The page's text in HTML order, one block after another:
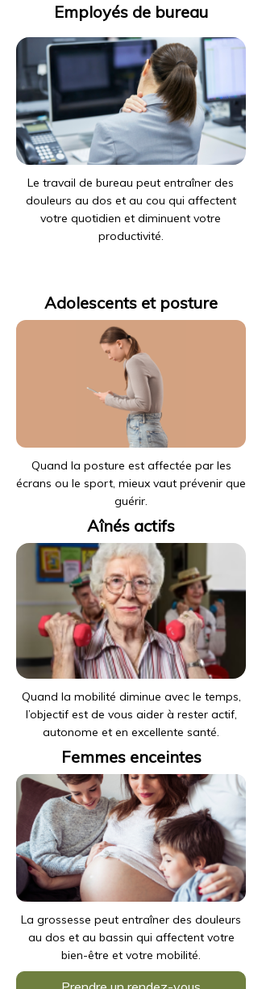
Employés de bureau
Le travail de bureau peut entraîner des
douleurs au dos et au cou qui affectent
votre quotidien et diminuent votre
productivité.
Adolescents et posture
Quand la posture est affectée par les
écrans ou le sport, mieux vaut prévenir que
guérir.
Aînés actifs
Quand la mobilité diminue avec le temps,
l’objectif est de vous aider à rester actif,
autonome et en excellente santé.
Femmes enceintes
La grossesse peut entraîner des douleurs
au dos et au bassin qui affectent votre
bien-être et votre mobilité.